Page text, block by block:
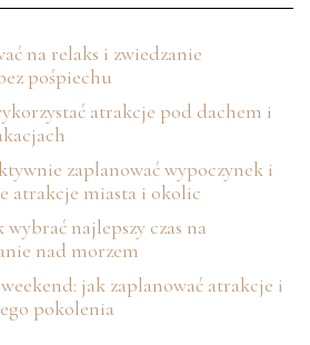
na relaks i zwiedzanie
pośpiechu
atrakcje pod dachem i
zaplanować wypoczynek i
atrakcje miasta i okolic
najlepszy czas na
nad morzem
jak zaplanować atrakcje i
pokolenia